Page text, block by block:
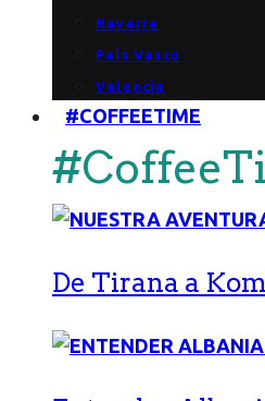
Navarra
País Vasco
Valencia
#COFFEETIME
De Tirana a